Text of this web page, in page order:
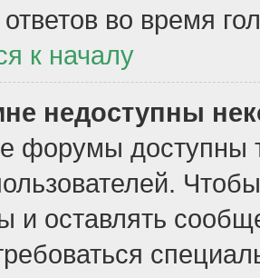
во время
к началу
недоступны
форумы доступны
и оставлять